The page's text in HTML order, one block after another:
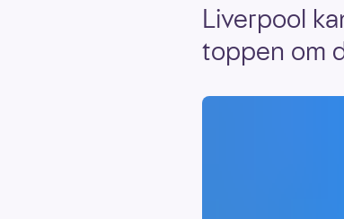
Liverpool
toppen om